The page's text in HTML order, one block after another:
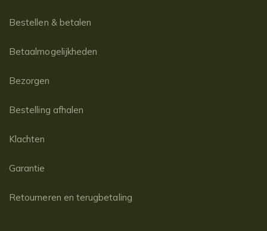
Bestellen & betalen
Betaalmogelijkheden
Bezorgen
Bestelling afhalen
Klachten
Garantie
Retourneren en terugbetaling